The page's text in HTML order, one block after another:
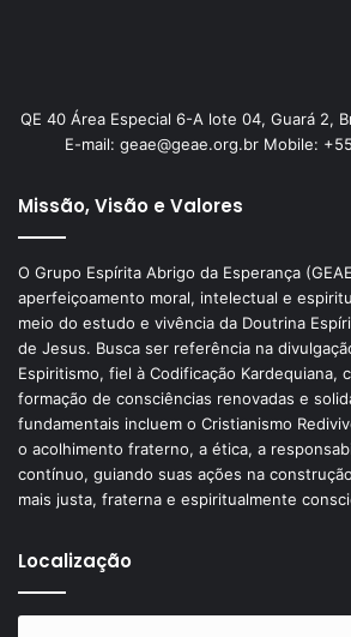
QE 40 Área Especial 6-A lote 04, Guará 2,
E-mail: geae@geae.org.br Mobile:
Missão, Visão e Valores
O Grupo Espírita Abrigo da Esperança
aperfeiçoamento moral, intelectual e
meio do estudo e vivência da Doutrina
de Jesus. Busca ser referência na
Espiritismo, fiel à Codificação Kardequiana,
formação de consciências renovadas e
fundamentais incluem o Cristianismo
o acolhimento fraterno, a ética, a
contínuo, guiando suas ações na
mais justa, fraterna e espiritualmente
Localização